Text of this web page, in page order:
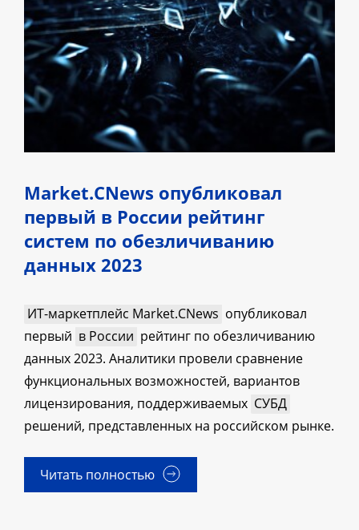
Market.CNews опубликовал
первый в России рейтинг
систем по обезличиванию
данных 2023
ИТ-маркетплейс Market.CNews опубликовал
первый в России рейтинг по обезличиванию
данных 2023. Аналитики провели сравнение
функциональных возможностей, вариантов
лицензирования, поддерживаемых СУБД
решений, представленных на российском рынке.
Читать полностью